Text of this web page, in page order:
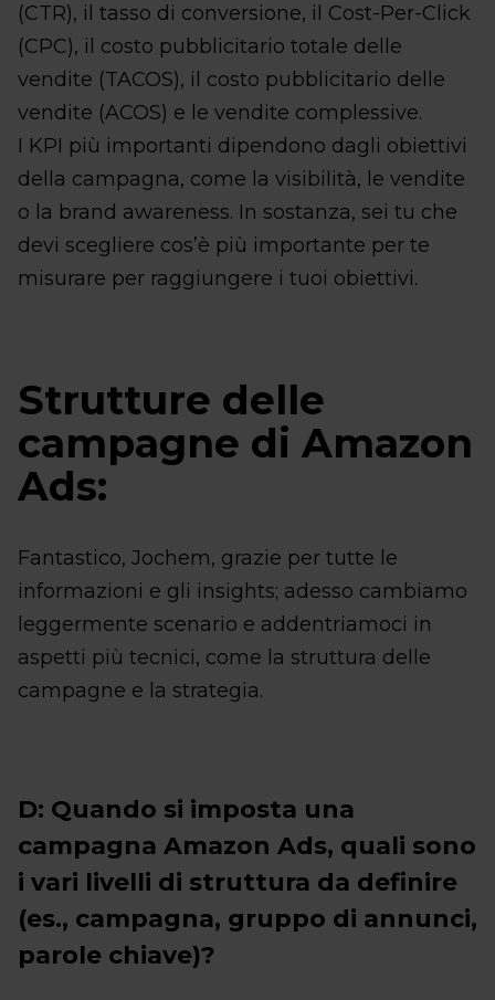
(CTR), il tasso di conversione, il Cost-Per-Click
(CPC), il costo pubblicitario totale delle
vendite (TACOS), il costo pubblicitario delle
vendite (ACOS) e le vendite complessive.
I KPI più importanti dipendono dagli obiettivi
della campagna, come la visibilità, le vendite
o la brand awareness. In sostanza, sei tu che
devi scegliere cos’è più importante per te
misurare per raggiungere i tuoi obiettivi.
Strutture delle
campagne di Amazon
Ads:
Fantastico, Jochem, grazie per tutte le
informazioni e gli insights; adesso cambiamo
leggermente scenario e addentriamoci in
aspetti più tecnici, come la struttura delle
campagne e la strategia.
D: Quando si imposta una
campagna Amazon Ads, quali sono
i vari livelli di struttura da definire
(es., campagna, gruppo di annunci,
parole chiave)?